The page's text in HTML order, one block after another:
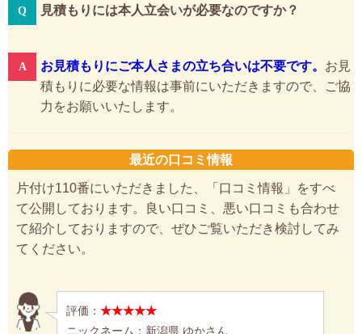
見積もりには本人立会いが必要なのですか？
お見積もりにご本人さまの立ち合いは不要です。 お見
積もりに必要な情報は事前にいただきますので、ご協
力をお願いいたします。
最近の口コミ情報
片付け110番にいただきました、「口コミ情報」をすべ
て公開しております。良い口コミ、悪い口コミも合わせ
て紹介しておりますので、ぜひご覧いただき検討してみ
てください。
評価： ★★★★★
ニックネーム：新潟県 ゆかさん